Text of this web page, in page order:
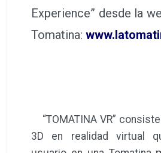
Experience” desde la
Tomatina:
“TOMATINA VR”
3D en realidad virtual